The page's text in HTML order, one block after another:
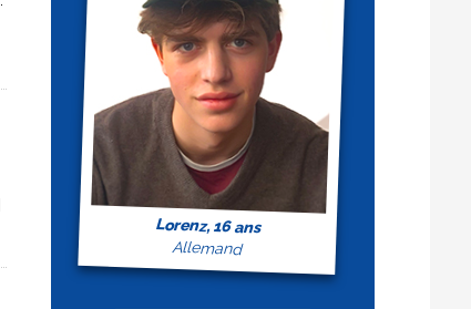
Lorenz, 16 ans
Allemand